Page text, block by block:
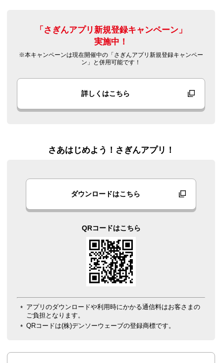
「さぎんアプリ新規登録キャンペーン」
実施中！
※本キャンペーンは現在開催中の「さぎんアプリ新規登録キャンペー
ン」と併用可能です！
詳しくはこちら
さあはじめよう！さぎんアプリ！
ダウンロードはこちら
QRコードはこちら
アプリのダウンロードや利用時にかかる通信料はお客さまの
ご負担となります。
QRコードは(株)デンソーウェーブの登録商標です。